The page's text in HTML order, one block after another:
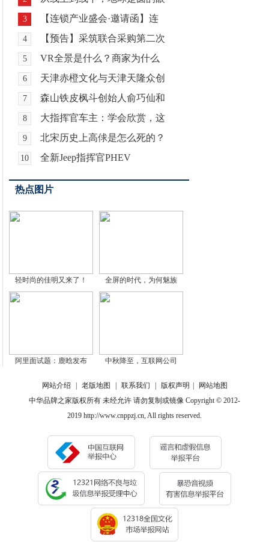
3 【连锁产业盛会·邀请函】连
4 【预告】采筑联合采购第二次
5 VR全景是什么？商家为什么
6 天津赤橙文化与天津天隆众创
7 森山铁皮枫斗创始人俞巧仙和
8 大指挥官车主：学会欣赏，这
9 北宋历史上高俅是怎么死的？
10 全新Jeep指挥官PHEV
热点图片
轻时尚的佳明又来了！ 全屏的时代，为何魅族
阿里面试题：鹿晗发布 中秋降至，互联网公司
网站介绍 老版地图 联系我们 版权声明
网站地图
中华品牌之家版权所有 未经允许 请勿复制或镜像 Copyright © 2012-
2019 http://www.cnppzj.cn, All rights reserved.